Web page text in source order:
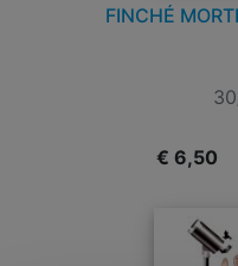
FINCHÉ
€ 6,50